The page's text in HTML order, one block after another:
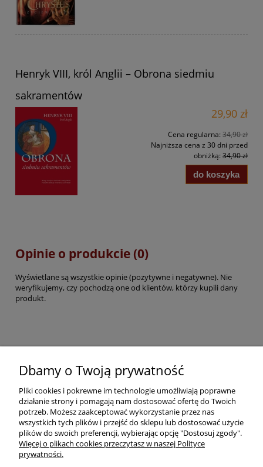
Henryk VIII, król Anglii – Obrona siedmiu
sakramentów
29,90 zł
Cena regularna: 34,90 zł
Najniższa cena z 30 dni przed
obniżką: 34,90 zł
do koszyka
Opinie o produkcie (0)
Wyświetlane są wszystkie opinie (pozytywne i negatywne). Nie
weryfikujemy, czy pochodzą one od klientów, którzy kupili dany
produkt.
Pomoc
Dostawa
Moje konto
Dbamy o Twoją prywatność
Pliki cookies i pokrewne im technologie umożliwiają poprawne
działanie strony i pomagają nam dostosować ofertę do Twoich
potrzeb. Możesz zaakceptować wykorzystanie przez nas
wszystkich tych plików i przejść do sklepu lub dostosować użycie
plików do swoich preferencji, wybierając opcję "Dostosuj zgody".
Więcej o plikach cookies przeczytasz w naszej Polityce
prywatności.